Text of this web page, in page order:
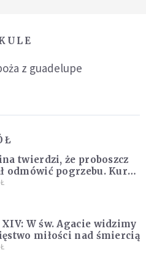
z guadelupe
twierdzi, że proboszcz
odmówić pogrzebu. Kuria
wyjaśnienia
XIV: W św. Agacie widzimy
miłości nad śmiercią